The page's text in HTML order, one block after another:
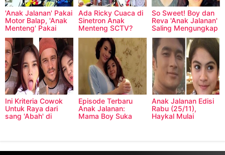
'Anak Jalanan' Pakai
Motor Balap, 'Anak
Menteng' Pakai
Ada Ricky Cuaca di
Sinetron Anak
Menteng SCTV?
So Sweet! Boy dan
Reva 'Anak Jalanan'
Saling Mengungkap
Ini Kriteria Cowok
Untuk Raya dari
sang 'Abah' di
Episode Terbaru
Anak Jalanan:
Mama Boy Suka
Anak Jalanan Edisi
Rabu (25/11),
Haykal Mulai